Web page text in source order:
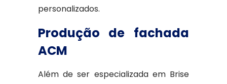
personalizados.
Produção de fachada
ACM
Além de ser especializada em Brise